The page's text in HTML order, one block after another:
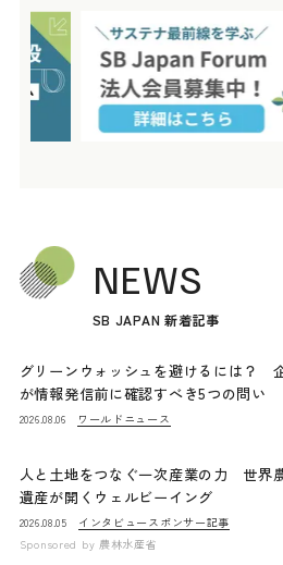
NEWS
SB JAPAN 新着記事
グリーンウォッシュを避けるには？
が情報発信前に確認すべき5つの問い
2026.08.06 ワールドニュース
人と土地をつなぐ一次産業の力 世界
遺産が開くウェルビーイング
2026.08.05 インタビュー スポンサー記事
Sponsored by 農林水産省